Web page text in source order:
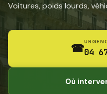
Voitures, poids lourds,
☎04
Où